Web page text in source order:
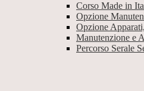
Corso Made in
Opzione
Opzione
Manutenzione e
Percorso Serale